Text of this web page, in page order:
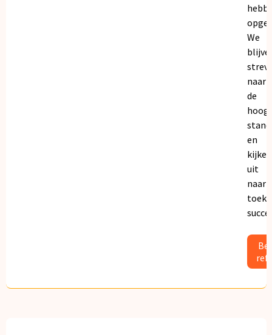
We
naar
de
en
kijken
uit
naar